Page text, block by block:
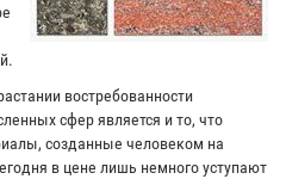
востребованности
сфер является и то, что
созданные человеком на
в цене лишь немного уступают